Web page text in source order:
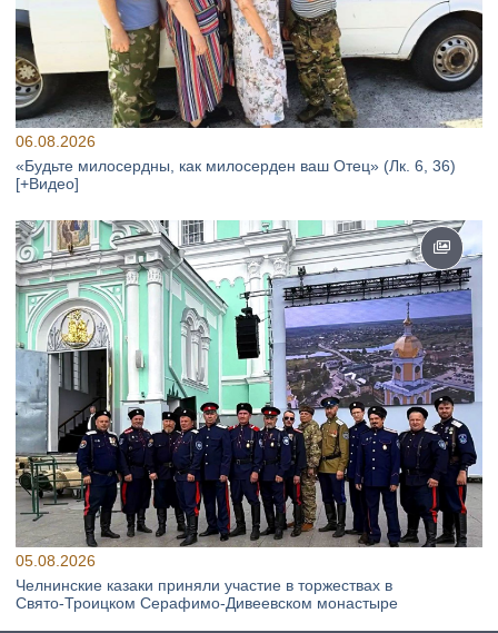
06.08.2026
«Будьте милосердны, как милосерден ваш Отец» (Лк. 6, 36)
[+Видео]
05.08.2026
Челнинские казаки приняли участие в торжествах в
Свято‑Троицком Серафимо‑Дивеевском монастыре